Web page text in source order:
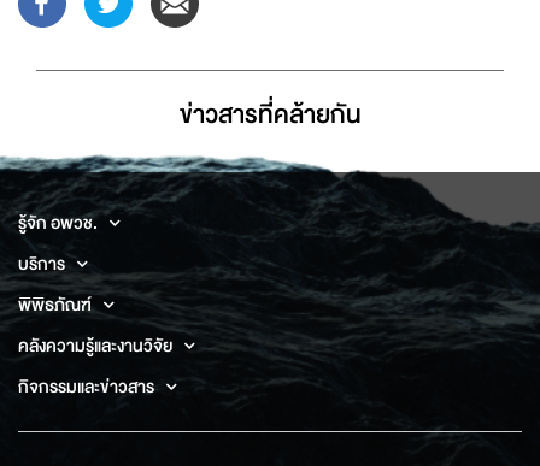
ข่าวสารที่่คล้ายกัน
รู้จัก อพวช.
บริการ
พิพิธภัณฑ์
คลังความรู้และงานวิจัย
กิจกรรมและข่าวสาร